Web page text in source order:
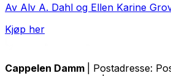
Av Alv A. Dahl og Ellen Karine
Kjøp her
Cappelen Damm
| Postadresse: